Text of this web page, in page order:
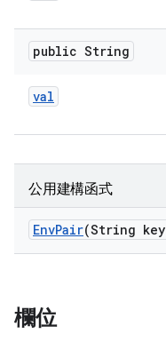
public String
val
公用建構函式
EnvPair(String key
欄位